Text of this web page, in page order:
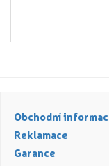
Obchodní
Reklamace
Garance